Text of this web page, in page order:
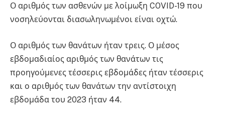
Ο αριθμός των ασθενών με λοίμωξη COVID-19 που
νοσηλεύονται διασωληνωμένοι είναι οχτώ.
Ο αριθμός των θανάτων ήταν τρεις. Ο μέσος
εβδομαδιαίος αριθμός των θανάτων τις
προηγούμενες τέσσερις εβδομάδες ήταν τέσσερις
και ο αριθμός των θανάτων την αντίστοιχη
εβδομάδα του 2023 ήταν 44.